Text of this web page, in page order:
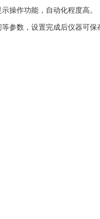
操作功能，自动化程度高。
参数，设置完成后仪器可保